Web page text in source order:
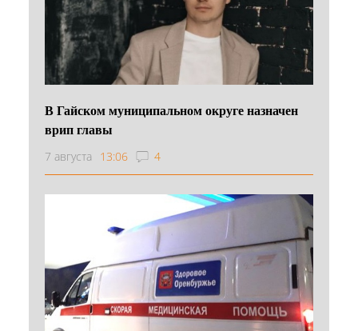
В Гайском муниципальном округе назначен
врип главы
7 августа 13:06 4